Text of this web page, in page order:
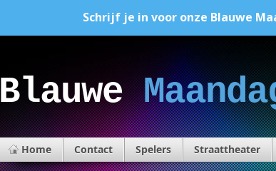
Blauwe
Home Contact Spelers Straattheater